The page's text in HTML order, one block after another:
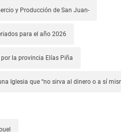
y Producción de San Juan-
para el año 2026
la provincia Elías Piña
Iglesia que “no sirva al dinero o a sí